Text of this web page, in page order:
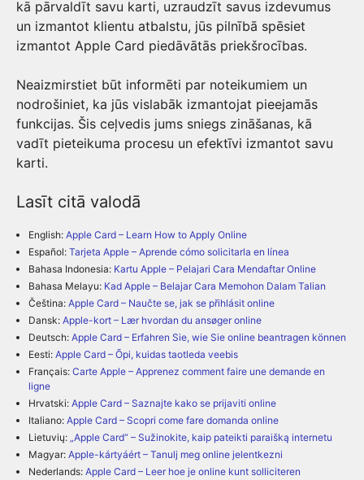
kā pārvaldīt savu karti, uzraudzīt savus izdevumus
un izmantot klientu atbalstu, jūs pilnībā spēsiet
izmantot Apple Card piedāvātās priekšrocības.
Neaizmirstiet būt informēti par noteikumiem un
nodrošiniet, ka jūs vislabāk izmantojat pieejamās
funkcijas. Šis ceļvedis jums sniegs zināšanas, kā
vadīt pieteikuma procesu un efektīvi izmantot savu
karti.
Lasīt citā valodā
English: Apple Card – Learn How to Apply Online
Español: Tarjeta Apple – Aprende cómo solicitarla en línea
Bahasa Indonesia: Kartu Apple – Pelajari Cara Mendaftar Online
Bahasa Melayu: Kad Apple – Belajar Cara Memohon Dalam Talian
Čeština: Apple Card – Naučte se, jak se přihlásit online
Dansk: Apple-kort – Lær hvordan du ansøger online
Deutsch: Apple Card – Erfahren Sie, wie Sie online beantragen können
Eesti: Apple Card – Õpi, kuidas taotleda veebis
Français: Carte Apple – Apprenez comment faire une demande en
ligne
Hrvatski: Apple Card – Saznajte kako se prijaviti online
Italiano: Apple Card – Scopri come fare domanda online
Lietuvių: „Apple Card“ – Sužinokite, kaip pateikti paraišką internetu
Magyar: Apple-kártyáért – Tanulj meg online jelentkezni
Nederlands: Apple Card – Leer hoe je online kunt solliciteren